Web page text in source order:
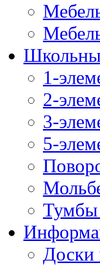
1-
2-
3-
5-
Тумбы
Доски